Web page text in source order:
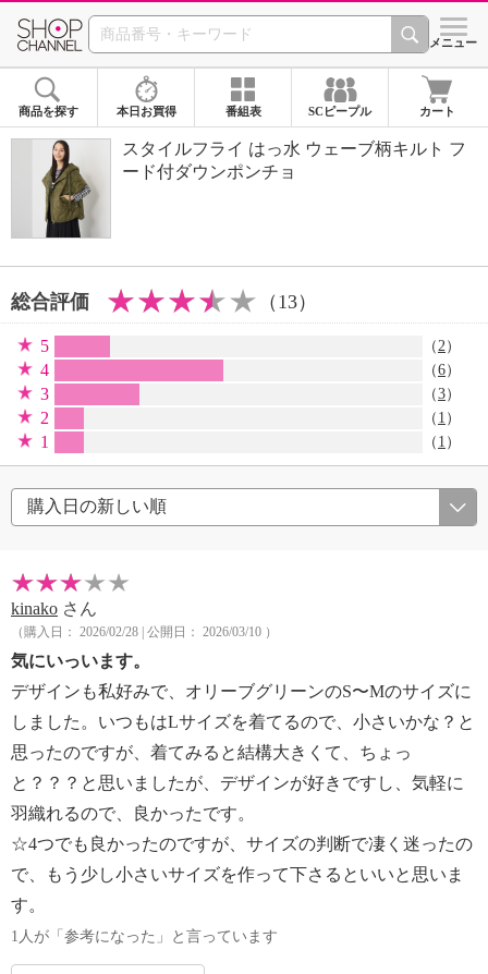
SHOP CHANNEL シメニュー
商品を探す 本日お買得 番組表 SCピープル カート
スタイルフライ はっ水 ウェーブ柄キルト フ
ード付ダウンポンチョ
総合評価 （13）
5 （2）
4 （6）
3 （3）
2 （ 1 ）
1 （ 1 ）
kinako さん
（購入日： 2026/02/28 | 公開日： 2026/03/10 ）
気にいっいます。
デザインも私好みで、オリーブグリーンのS〜Mのサイズに
しました。いつもはLサイズを着てるので、小さいかな？と
思ったのですが、着てみると結構大きくて、ちょっ
と？？？と思いましたが、デザインが好きですし、気軽に
羽織れるので、良かったです。
☆4つでも良かったのですが、サイズの判断で凄く迷ったの
で、もう少し小さいサイズを作って下さるといいと思いま
す。
1人が「参考になった」と言っています